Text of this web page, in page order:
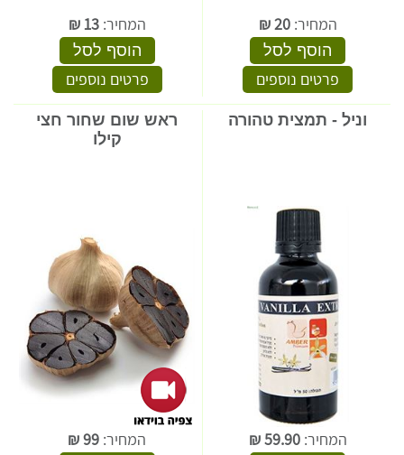
המחיר:20
₪
הוסף לסל
פרטים נוספים
המחיר:13
₪
הוסף לסל
פרטים נוספים
וניל - תמצית טהורה
המחיר:59.90
₪
ראש שום שחור חצי
קילו
המחיר: 99
₪